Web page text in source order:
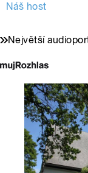
Náš host
Největší